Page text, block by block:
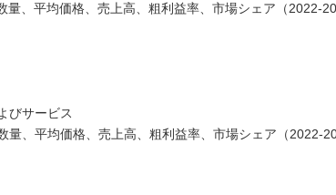
、平均価格、売上高、粗利益率、市場シェア（2022-
びサービス
、平均価格、売上高、粗利益率、市場シェア（2022-